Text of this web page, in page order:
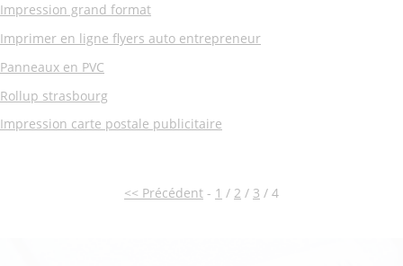
Impression grand format
Imprimer en ligne flyers auto entrepreneur
Panneaux en PVC
Rollup strasbourg
Impression carte postale publicitaire
<< Précédent - 1 / 2 / 3 / 4